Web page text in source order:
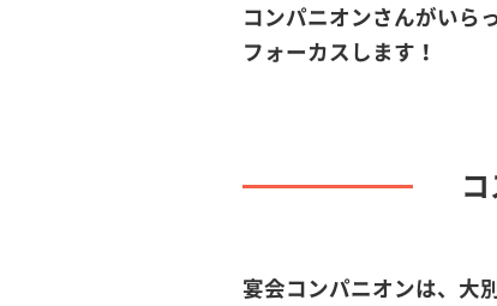
コンパニオンさんがいら
フォーカスします！
宴会コンパニオンは、大